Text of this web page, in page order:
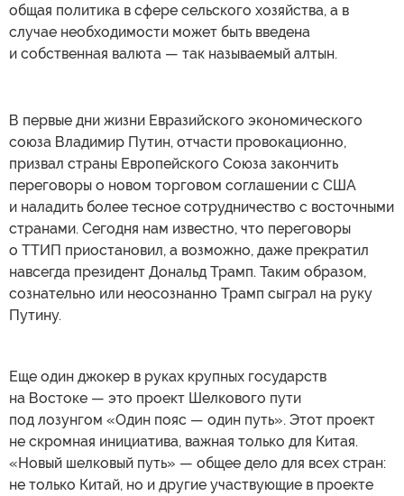
общая политика в сфере сельского хозяйства, а в
случае необходимости может быть введена
и собственная валюта — так называемый алтын.
В первые дни жизни Евразийского экономического
союза Владимир Путин, отчасти провокационно,
призвал страны Европейского Союза закончить
переговоры о новом торговом соглашении с США
и наладить более тесное сотрудничество с восточными
странами. Сегодня нам известно, что переговоры
о ТТИП приостановил, а возможно, даже прекратил
навсегда президент Дональд Трамп. Таким образом,
сознательно или неосознанно Трамп сыграл на руку
Путину.
Еще один джокер в руках крупных государств
на Востоке — это проект Шелкового пути
под лозунгом «Один пояс — один путь». Этот проект
не скромная инициатива, важная только для Китая.
«Новый шелковый путь» — общее дело для всех стран:
не только Китай, но и другие участвующие в проекте